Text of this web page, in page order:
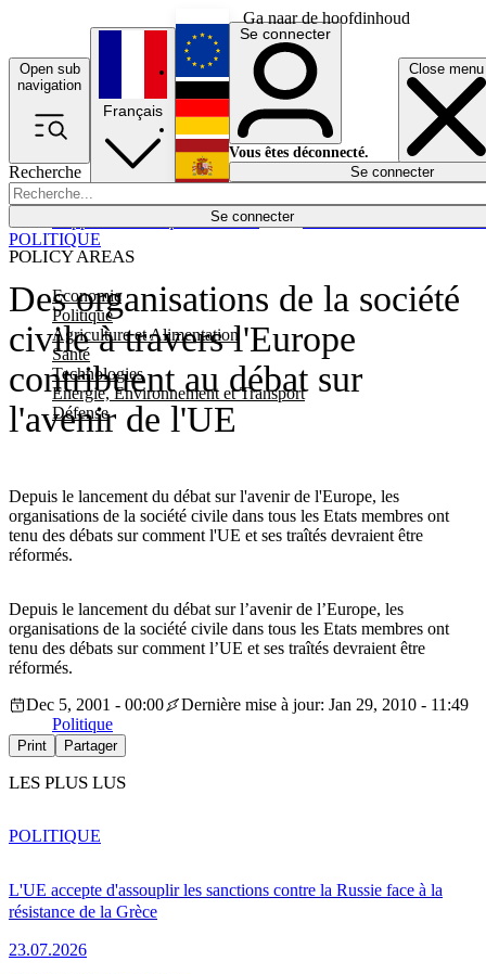
Ga naar de hoofdinhoud
Open sub
navigation
Close menu
Recherche
Se connecter
POLICY AREAS
Economie
Politique
Agriculture et Alimentation
Santé
Technologies
Energie, Environnement et Transport
Défense
Économie
Français
English
Deutsch
Español
Se connecter
Vous êtes déconnecté.
Se connecter
Des organisations de la société
civile à travers l'Europe
contribuent au débat sur
l'avenir de l'UE
Depuis le lancement du débat sur l'avenir de l'Europe, les
organisations de la société civile dans tous les Etats membres ont
tenu des débats sur comment l'UE et ses traîtés devraient être
réformés.
POLITIQUE
Depuis le lancement du débat sur l’avenir de l’Europe, les
organisations de la société civile dans tous les Etats membres ont
tenu des débats sur comment l’UE et ses traîtés devraient être
réformés.
Dec 5, 2001 - 00:00
Dernière mise à jour: Jan 29, 2010 - 11:49
Politique
Print Partager
LES PLUS LUS
L'UE accepte d'assouplir les sanctions contre la Russie face à la
résistance de la Grèce
23.07.2026
POLITIQUE